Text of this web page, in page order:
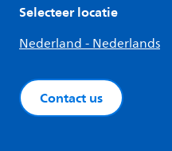
Selecteer locatie
Nederland - Nederlands
Contact us